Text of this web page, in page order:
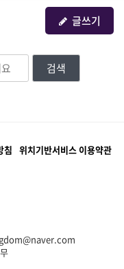
글쓰기
검색
침 위치기반서비스 이용약관